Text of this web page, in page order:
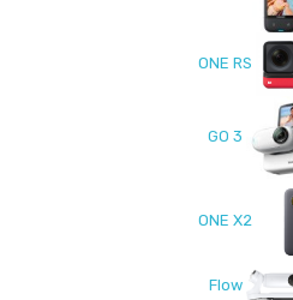
ONE RS
GO 3
ONE X2
Flow